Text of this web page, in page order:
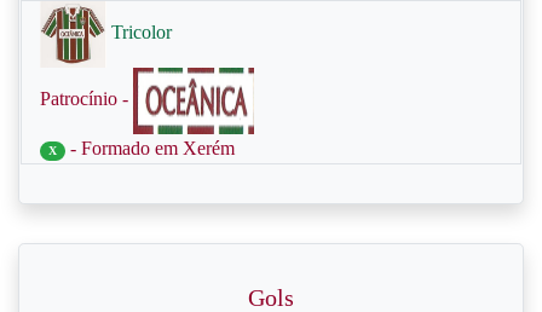
Tricolor
Patrocínio -
X - Formado em Xerém
Gols